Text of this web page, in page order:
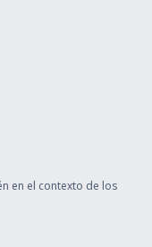
en el contexto de los